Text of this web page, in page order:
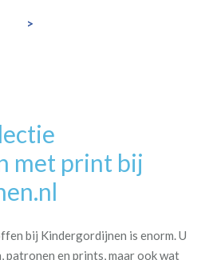
>
met print bij
bij Kindergordijnen is enorm. U
patronen en prints, maar ook wat